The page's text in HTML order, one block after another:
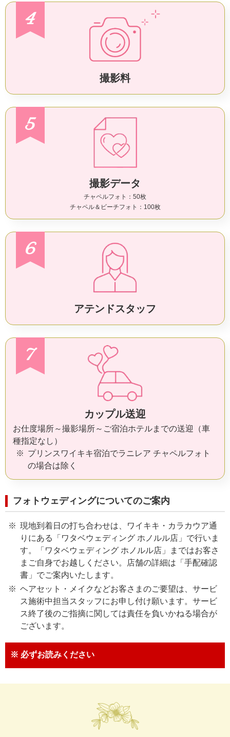
4
撮影料
5
撮影データ
チャペルフォト：50枚
チャペル＆ビーチフォト：100枚
6
アテンドスタッフ
7
カップル送迎
お仕度場所～撮影場所～ご宿泊ホテルまでの送迎（車
種指定なし）
プリンスワイキキ宿泊でラニレア チャペルフォト
の場合は除く
フォトウェディングについてのご案内
現地到着日の打ち合わせは、ワイキキ・カラカウア通
りにある「ワタベウェディング ホノルル店」で行いま
す。「ワタベウェディング ホノルル店」まではお客さ
まご自身でお越しください。店舗の詳細は「手配確認
書」でご案内いたします。
ヘアセット・メイクなどお客さまのご要望は、サービ
ス施術中担当スタッフにお申し付け願います。サービ
ス終了後のご指摘に関しては責任を負いかねる場合が
ございます。
※ 必ずお読みください